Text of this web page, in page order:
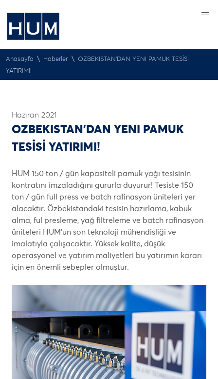
Anasayfa \ Haberler \ OZBEKISTAN’DAN YENI PAMUK TESİSİ
YATIRIMI!
Haziran 2021
OZBEKISTAN’DAN YENI PAMUK
TESİSİ YATIRIMI!
HUM 150 ton / gün kapasiteli pamuk yağı tesisinin
kontratını imzaladığını gururla duyurur! Tesiste 150
ton / gün full press ve batch rafinasyon üniteleri yer
alacaktır. Özbekistandaki tesisin hazırlama, kabuk
alma, ful presleme, yağ filtreleme ve batch rafinasyon
üniteleri HUM’un son teknoloji mühendisliği ve
imalatıyla çalışacaktır. Yüksek kalite, düşük
operasyonel ve yatırım maliyetleri bu yatırımın kararı
için en önemli sebepler olmuştur.